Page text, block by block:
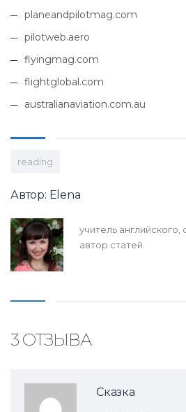
planeandpilotmag.com
pilotweb.aero
flyingmag.com
flightglobal.com
australianaviation.com.au
reading
Автор: Elena
учитель английского,
автор статей
3 ОТЗЫВА
Сказка